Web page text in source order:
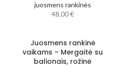
juosmens rankinės
48,00€
Juosmens rankinė
vaikams – Mergaitė su
balionais, rožinė